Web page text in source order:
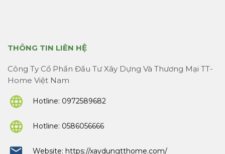
THÔNG TIN LIÊN HỆ
Công Ty Cổ Phần Đầu Tư Xây Dựng Và Thương Mại TT-
Home Việt Nam
Hotline: 0972589682
Hotline: 0586056666
Website: https://xaydungtthome.com/